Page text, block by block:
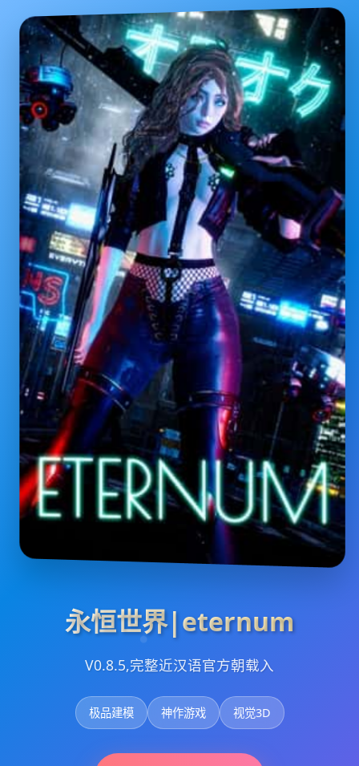
永恒世界|eternum
V0.8.5,完整近汉语官方朝载入
极品建模 神作游戏 视觉3D